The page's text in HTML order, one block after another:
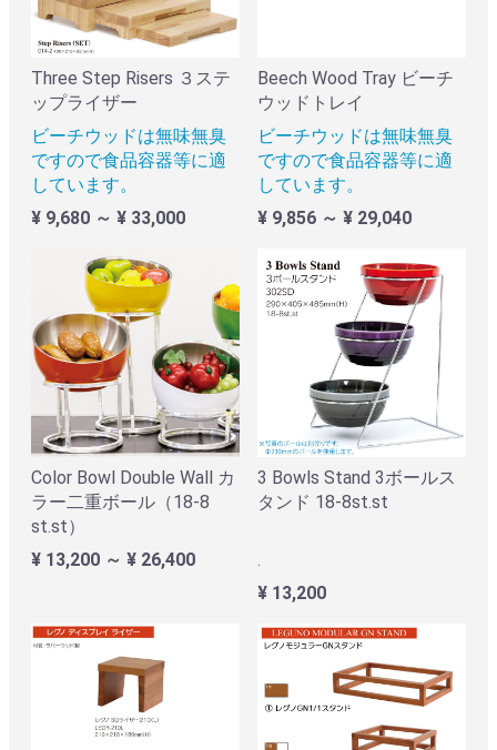
Three Step Risers ３ステ
ップライザー
ビーチウッドは無味無臭
ですので食品容器等に適
しています。
¥ 9,680 ～ ¥ 33,000
Beech Wood Tray ビーチ
ウッドトレイ
ビーチウッドは無味無臭
ですので食品容器等に適
しています。
¥ 9,856 ～ ¥ 29,040
Color Bowl Double Wall カ
ラー二重ボール（18-8
st.st）
¥ 13,200 ～ ¥ 26,400
3 Bowls Stand 3ボールス
タンド 18-8st.st
.
¥ 13,200